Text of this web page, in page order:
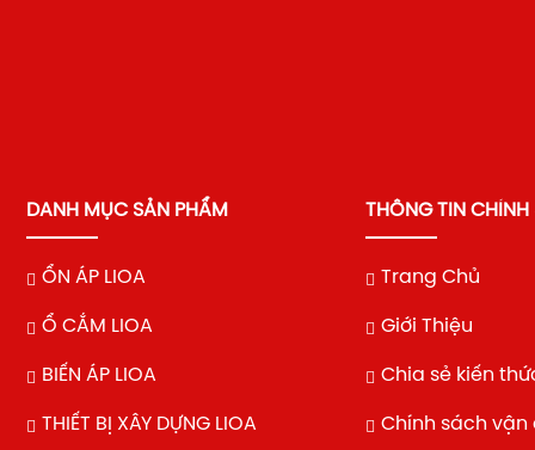
DANH MỤC SẢN PHẨM
ỔN ÁP LIOA
Ổ CẮM LIOA
BIẾN ÁP LIOA
THIẾT BỊ XÂY DỰNG LIOA
THÔNG TIN CHÍNH
Trang Chủ
Giới Thiệu
Chia sẻ kiến
Chính sách vận